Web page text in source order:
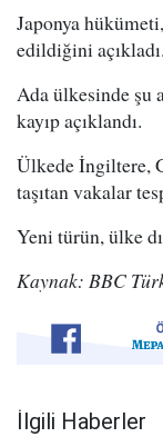
Japonya
edildiğini açıkladı.
Ada ülkesinde şu
kayıp açıklandı.
Ülkede İngiltere,
taşıtan vakalar
Yeni türün, ülke
Kaynak: BBC
İlgili Haberler